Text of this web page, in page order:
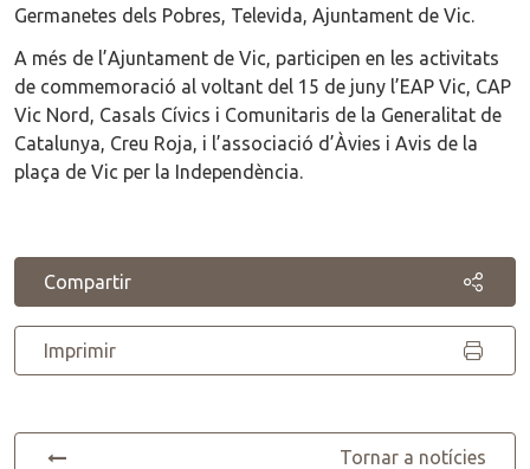
Germanetes dels Pobres, Televida, Ajuntament de Vic.
A més de l’Ajuntament de Vic, participen en les activitats
de commemoració al voltant del 15 de juny l’EAP Vic, CAP
Vic Nord, Casals Cívics i Comunitaris de la Generalitat de
Catalunya, Creu Roja, i l’associació d’Àvies i Avis de la
plaça de Vic per la Independència.
Compartir
Imprimir
Tornar a notícies